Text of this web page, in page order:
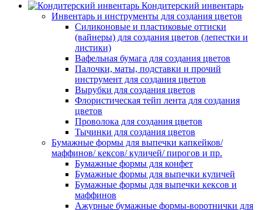
Кондитерский инвентарь
Инвентарь и инструменты для создания цветов
Силиконовые и пластиковые оттиски
(вайнеры) для создания цветов (лепестки и
листики)
Вафельная бумага для создания цветов
Палочки, маты, подставки и прочий
инструмент для создания цветов
Вырубки для создания цветов
Флористическая тейп лента для создания
цветов
Проволока для создания цветов
Тычинки для создания цветов
Бумажные формы для выпечки капкейков/
маффинов/ кексов/ куличей/ пирогов и пр.
Бумажные формы для конфет
Бумажные формы для выпечки куличей
Бумажные формы для выпечки кексов и
маффинов
Ажурные бумажные формы-воротнички для